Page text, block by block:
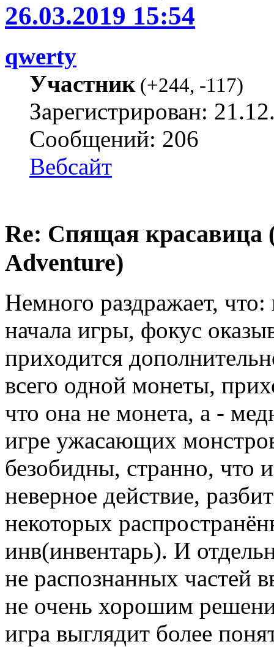
26.03.2019 15:54
qwerty
Участник(+244, -117)
Зарегистрирован:
Сообщений: 206
Вебсайт
Re: Спящая красавица
Adventure)
Немного раздражает,
начала игры, фокус
приходится
всего одной монеты,
что она не монета, а -
игре ужасающих
безобидны, странно, что
неверное действие,
некоторых
инв(инвентарь). И
не распознанных частей
не очень хорошим
игра выглядит более